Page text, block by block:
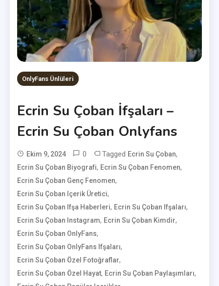
OnlyFans Ünlüleri
Ecrin Su Çoban İfşaları –
Ecrin Su Çoban Onlyfans
Ekim 9, 2024
User
0 Tagged Ecrin Su Çoban,
Ecrin Su Çoban Biyografi, Ecrin Su Çoban Fenomen,
Ecrin Su Çoban Genç Fenomen,
Ecrin Su Çoban Içerik Üretici,
Ecrin Su Çoban Ifşa Haberleri, Ecrin Su Çoban Ifşaları,
Ecrin Su Çoban Instagram, Ecrin Su Çoban Kimdir,
Ecrin Su Çoban OnlyFans,
Ecrin Su Çoban OnlyFans Ifşaları,
Ecrin Su Çoban Özel Fotoğraflar,
Ecrin Su Çoban Özel Hayat, Ecrin Su Çoban Paylaşımları,